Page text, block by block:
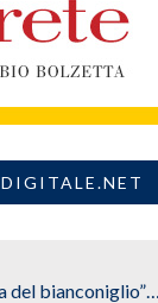
del bianconiglio”…